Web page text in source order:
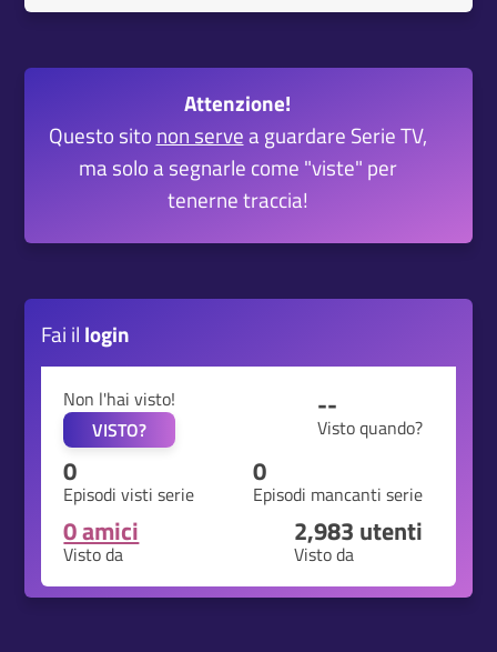
Attenzione!
Questo sito non servea guardare Serie TV,
ma solo a segnarle come "viste" per
tenerne traccia!
Fai il login
Non l'hai visto!
VISTO?
--
Visto quando?
0
Episodi visti serie
0
Episodi mancanti serie
0 amici
Visto da
2,983 utenti
Visto da